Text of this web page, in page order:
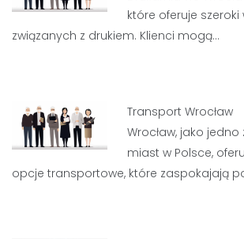
które oferuje szeroki
związanych z drukiem. Klienci mogą…
Transport Wrocław
Wrocław, jako
miast w Polsce,
opcje transportowe, które zaspokajają